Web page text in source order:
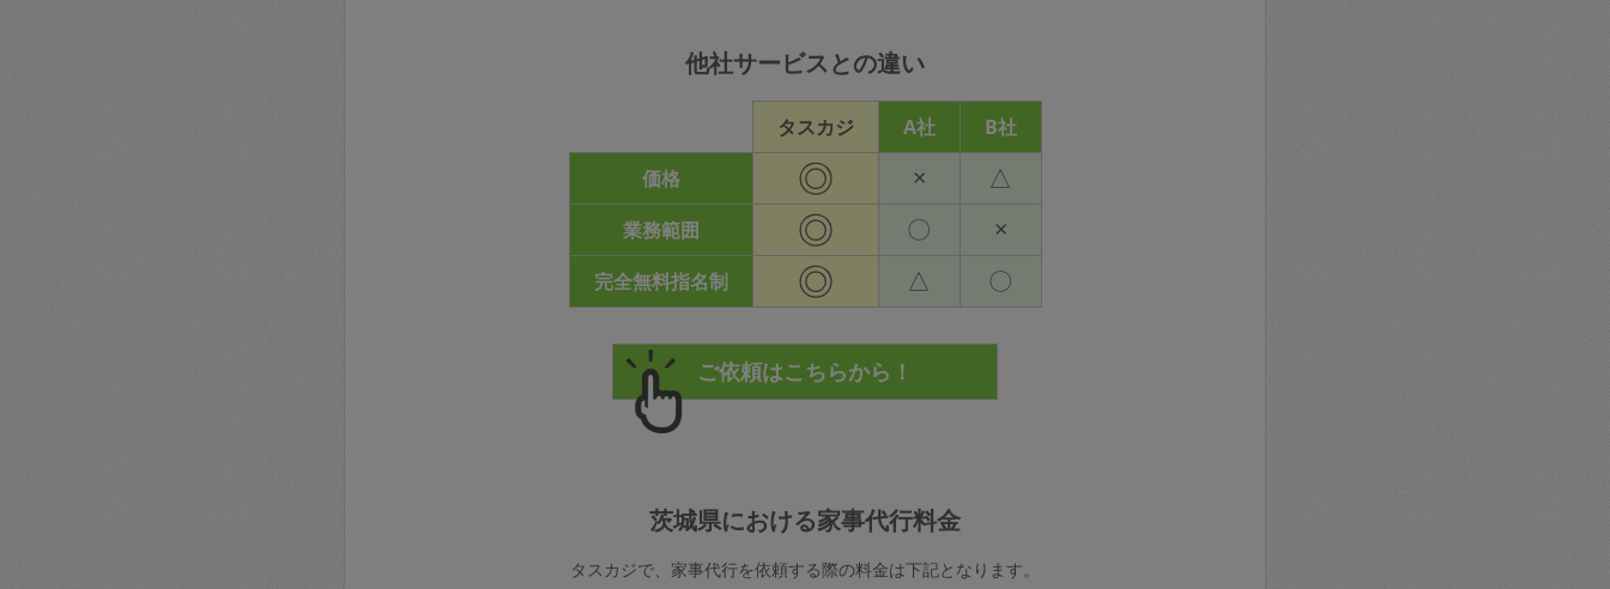
他社サービスとの違い
タスカジ A社
B社
価格
◎ × △
業務範囲 ◎ 〇 ×
完全無料指名制 ◎ △ 〇
茨城県における家事代行料金
タスカジで、家事代行を依頼する際の料金は下記となります。